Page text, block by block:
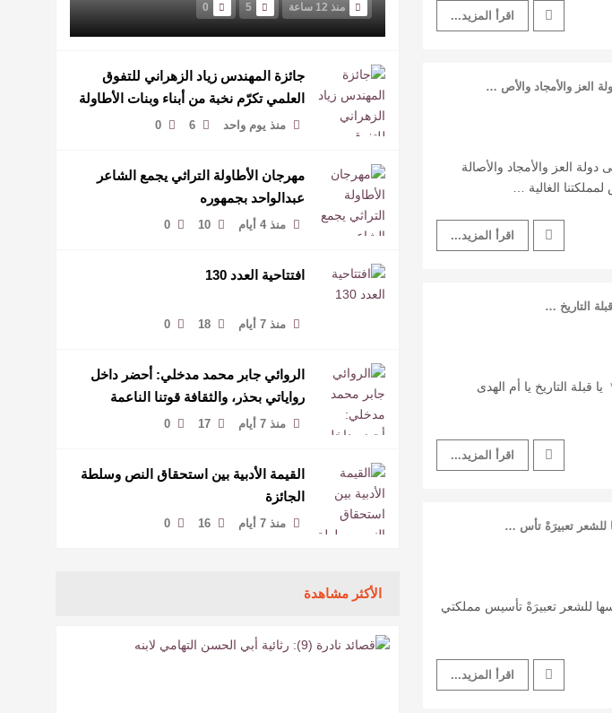
منذ 12 ساعة 5
0
جائزة المهندس زياد الزهراني للتفوق
العلمي تكرّم نخبة من أبناء وبنات الأطاولة
منذ يوم واحد 6
0
مهرجان الأطاولة التراثي يجمع الشاعر
عبدالواحد بجمهوره
منذ 4 أيام 10
0
افتتاحية العدد 130
منذ 7 أيام 18
0
الروائي جابر محمد مدخلي: أحضر داخل
رواياتي بحذر، والثقافة قوتنا الناعمة
لمخاطبة العالم.
منذ 7 أيام 17
0
القيمة الأدبية بين استحقاق النص وسلطة
الجائزة
منذ 7 أيام 16
0
الأكثر مشاهدة
اقرأ المزيد...
العز والأمجاد والأص …
العز والأمجاد والأصالة
الغالية …
اقرأ المزيد...
التاريخ …
التاريخ يا أم الهدى
اقرأ المزيد...
للشعر تعبيرَهْ تأس …
للشعر تعبيرَهْ تأسيس مملكتي
اقرأ المزيد...